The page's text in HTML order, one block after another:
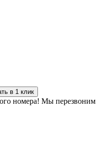
в 1 клик
номера! Мы перезвоним